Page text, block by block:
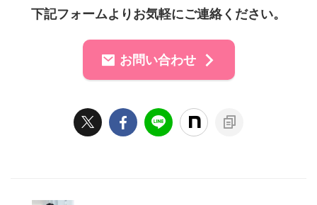
下記フォームよりお気軽にご連絡ください。
お問い合わせ